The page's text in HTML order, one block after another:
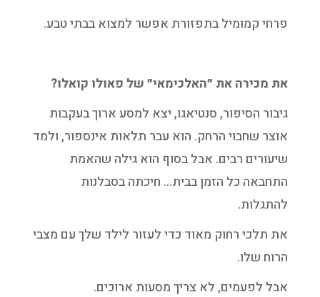
פרחי קמומיל בתפזורת אפשר למצוא בבתי טבע.
את מכירה את ״האלכימאי״ של פאולו קואלו?
גיבור הסיפור, סנטיאגו, יצא למסע ארוך בעקבות
אוצר שחבוי הרחק. הוא עבר תלאות אינספור, ולמד
שיעורים רבים. אבל בסוף הוא גילה שהאמת
התחבאה כל הזמן בבית… חיכתה בסבלנות
להתגלות.
את תלכי רחוק מאוד כדי לעזור לילד שלך עם מצבי
הרוח שלו.
אבל לפעמים, לא צריך מסעות ארוכים.